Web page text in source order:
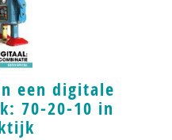
een digitale
70-20-10 in